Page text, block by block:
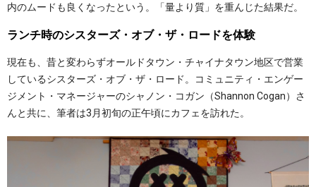
内のムードも良くなったという。「量より質」を重んじた結果だ。
ランチ時のシスターズ・オブ・ザ・ロードを体験
現在も、昔と変わらずオールドタウン・チャイナタウン地区で営業
しているシスターズ・オブ・ザ・ロード。コミュニティ・エンゲー
ジメント・マネージャーのシャノン・コガン（Shannon Cogan）さ
んと共に、筆者は3月初旬の正午頃にカフェを訪れた。